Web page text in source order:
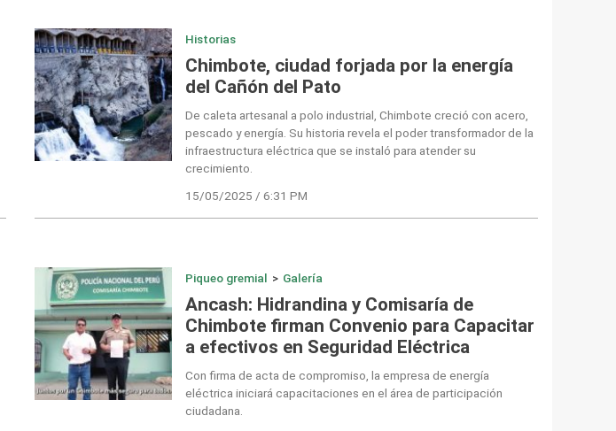
Historias
Chimbote, ciudad forjada por la energía
del Cañón del Pato
De caleta artesanal a polo industrial, Chimbote creció con acero,
pescado y energía. Su historia revela el poder transformador de la
infraestructura eléctrica que se instaló para atender su
crecimiento.
15/05/2025 / 6:31 PM
Piqueo gremial > Galería
Ancash: Hidrandina y Comisaría de
Chimbote firman Convenio para Capacitar
a efectivos en Seguridad Eléctrica
Con firma de acta de compromiso, la empresa de energía
eléctrica iniciará capacitaciones en el área de participación
ciudadana.